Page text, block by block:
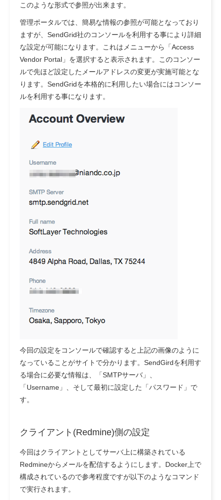
このような形式で参照が出来ます。
管理ポータルでは、簡易な情報の参照が可能となっており
ますが、SendGrid社のコンソールを利用する事により詳細
な設定が可能になります。これはメニューから「Access
Vendor Portal」を選択すると表示されます。このコンソー
ルで先ほど設定したメールアドレスの変更が実施可能とな
ります。SendGridを本格的に利用したい場合にはコンソー
ルを利用する事になります。
今回の設定をコンソールで確認すると上記の画像のように
なっていることがサイトで分かります。SendGirdを利用す
る場合に必要な情報は、「SMTPサーバ」、
「Username」、そして最初に設定した「パスワード」で
す。
クライアント(Redmine)側の設定
今回はクライアントとしてサーバ上に構築されている
Redmineからメールを配信するようにします。Docker上で
構成されているので参考程度ですが以下のようなコマンド
で実行されます。